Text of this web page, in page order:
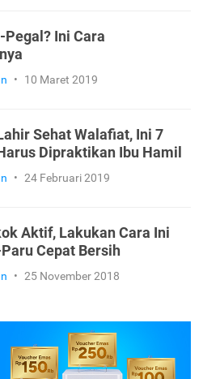
Pegal? Ini Cara
• 10 Maret 2019
Sehat Walafiat, Ini 7
Dipraktikan Ibu Hamil
• 24 Februari 2019
Aktif, Lakukan Cara Ini
Cepat Bersih
• 25 November 2018